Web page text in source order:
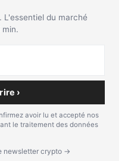
du marché
›
avoir lu et accepté nos
le traitement des données
newsletter crypto →